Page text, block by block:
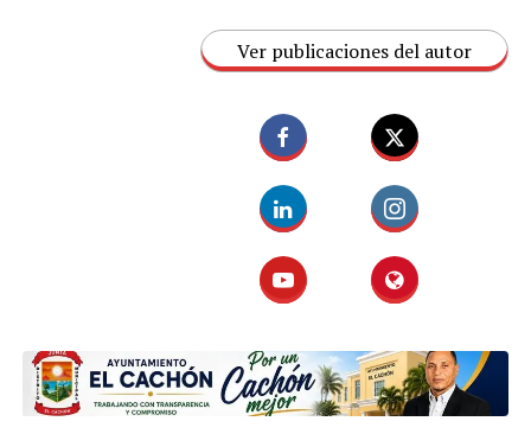
Ver publicaciones del autor